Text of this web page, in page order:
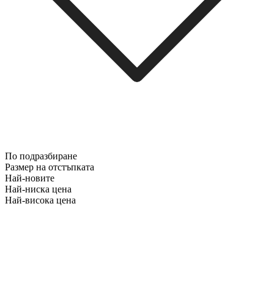
По подразбиране
Размер на отстъпката
Най-новите
Най-ниска цена
Най-висока цена